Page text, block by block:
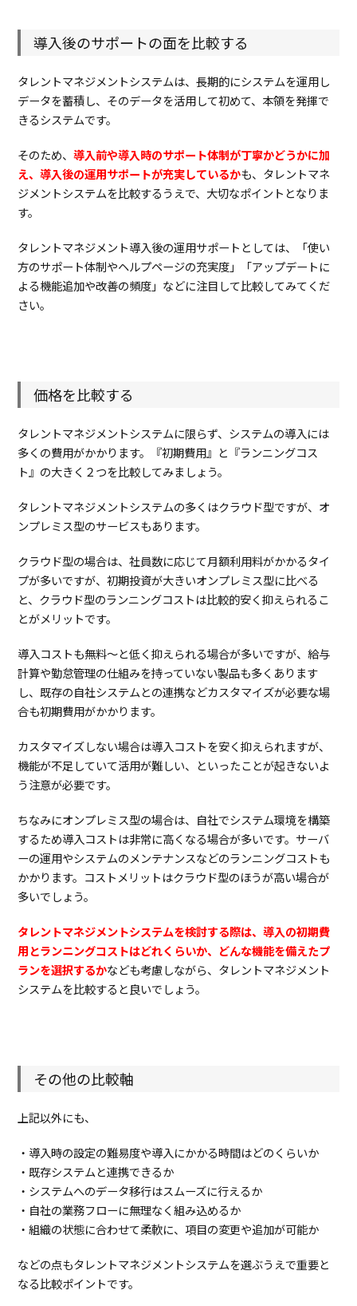
ナ
ビ
3.6.ヒ
マ
ワ
リ
3.7.サ
コ
4. ま
と
め
導入後のサポートの面を比較する
タレントマネジメントシステムは、長期的にシステムを運用し
データを蓄積し、そのデータを活用して初めて、本領を発揮で
きるシステムです。
そのため、導入前や導入時のサポート体制が丁寧かどうかに加
え、導入後の運用サポートが充実しているかも、タレントマネ
ジメントシステムを比較するうえで、大切なポイントとなりま
す。
タレントマネジメント導入後の運用サポートとしては、「使い
方のサポート体制やヘルプページの充実度」「アップデートに
よる機能追加や改善の頻度」 などに注目して比較してみてくだ
さい。
価格を比較する
タレントマネジメントシステムに限らず、システムの導入には
多くの費用がかかります。『初期費用』と『ランニングコス
ト』の大きく２つを比較してみましょう。
タレントマネジメントシステムの多くはクラウド型ですが、オ
ンプレミス型のサービスもあります。
クラウド型の場合は、社員数に応じて月額利用料がかかるタイ
プが多いですが、初期投資が大きいオンプレミス型に比べる
と、クラウド型のランニングコストは比較的安く抑えられるこ
とがメリットです。
導入コストも無料～と低く抑えられる場合が多いですが、給与
計算や勤怠管理の仕組みを持っていない製品も多くあります
し、既存の自社システムとの連携などカスタマイズが必要な場
合も初期費用がかかります。
カスタマイズしない場合は導入コストを安く抑えられますが、
機能が不足していて活用が難しい、といったことが起きないよ
う注意が必要です。
ちなみにオンプレミス型の場合は、自社でシステム環境を構築
するため導入コストは非常に高くなる場合が多いです。サーバ
ーの運用やシステムのメンテナンスなどのランニングコストも
かかります。コストメリットはクラウド型のほうが高い場合が
多いでしょう。
タレントマネジメントシステムを検討する際は、導入の初期費
用とランニングコストはどれくらいか、どんな機能を備えたプ
ランを選択するかなども考慮しながら、タレントマネジメント
システムを比較すると良いでしょう。
その他の比較軸
上記以外にも、
・導入時の設定の難易度や導入にかかる時間はどのくらいか
・既存システムと連携できるか
・システムへのデータ移行はスムーズに行えるか
・自社の業務フローに無理なく組み込めるか
・組織の状態に合わせて柔軟に、項目の変更や追加が可能か
などの点もタレントマネジメントシステムを選ぶうえで重要と
なる比較ポイントです。